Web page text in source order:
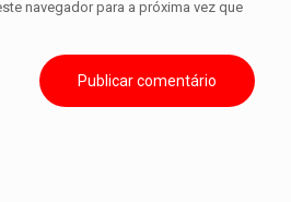
navegador para a próxima vez que